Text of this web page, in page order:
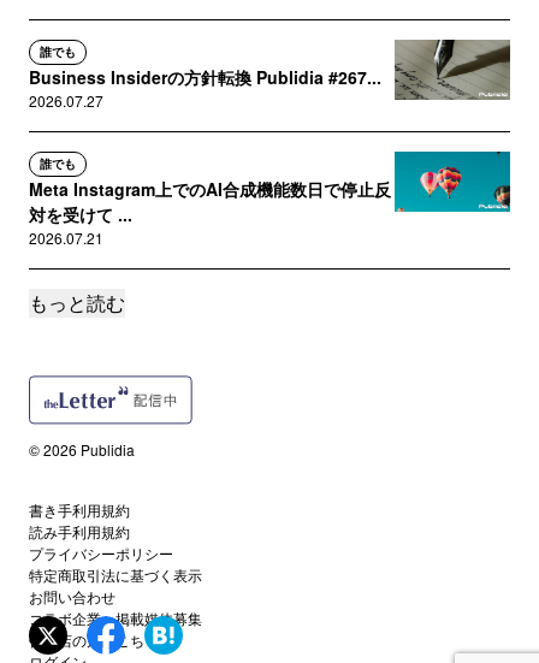
誰でも
Business Insiderの方針転換 Publidia #267...
2026.07.27
誰でも
Meta Instagram上でのAI合成機能数日で停止反
対を受けて ...
2026.07.21
誰でも
2026.07.13
マーケターが立ち上げた書籍のAIライセンシン
2026.07.06
誰でも
AWS AIトラフィック収益化機能を追加
Publidia #262
2026.06.22
もっと読む
© 2026 Publidia
書き手利用規約
読み手利用規約
プライバシーポリシー
特定商取引法に基づく表示
お問い合わせ
コラボ企業・掲載媒体募集
代理店の方はこちら